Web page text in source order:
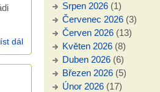
dálSkutky 7,59 (16.6.2002)
Srpen 2026 (1)
Červenec 2026 (3)
Červen 2026 (13)
Květen 2026 (8)
Duben 2026 (6)
Březen 2026 (5)
Únor 2026 (17)